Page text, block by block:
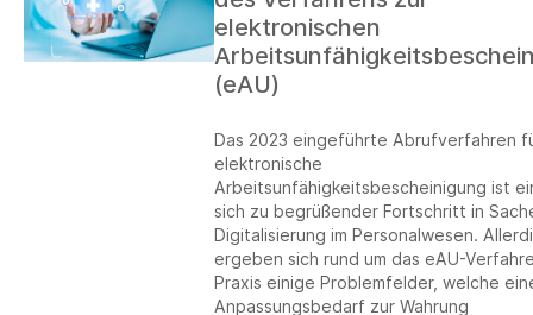
elektronischen
(eAU)
Das 2023 eingeführte Abrufverfahren
elektronische
Arbeitsunfähigkeitsbescheinigung ist
sich zu begrüßender Fortschritt in
Digitalisierung im Personalwesen.
ergeben sich rund um das eAU-
Praxis einige Problemfelder, welche
Anpassungsbedarf zur Wahrung